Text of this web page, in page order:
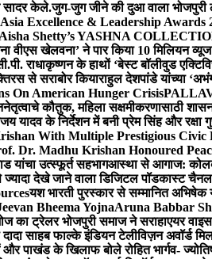
सादर केले.जुग-जुग जीने की दुआ वाला भोजपुरी
Excellence & Leadership
Shetty’s YASHNA
वीएस खेलवना’ ने पार किया 10 मिलियन
राधाकृष्णन के हाथों ‘बेस्ट बॉलीवुड
से सराबोर कियाराहुल देशपांडे यांच्या
On American Hunger Crisis
कौतुक, महिला सक्षमीकरणासाठी
यादव के निर्देशन में बनी प्रेम सिंह और रक्षा
With Multiple Prestigious Civic
Dr. Madhu Krishan Honoured
यांचा उत्स्फूर्त सहभागआस्था से आगाज:
ज्यादा देखे जाने वाला डिजिटल पॉडकास्ट चैनल
यश भारती पुरस्कार से सम्मानित अभिषेक
Bheema YojnaAruna Babbar
का ट्रेलर भोजपुरी समाज ने सराहाएयर
साहब फाल्के इंडियन टेलीविज़न अवॉर्ड
पाखंड के खिलाफ बोले रोहित भार्गव-